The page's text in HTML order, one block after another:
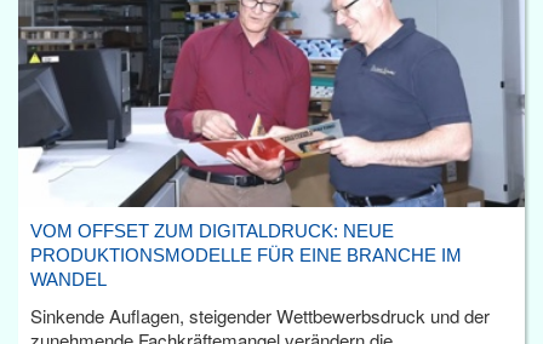
VOM OFFSET ZUM DIGITALDRUCK: NEUE
PRODUKTIONSMODELLE FÜR EINE BRANCHE IM
WANDEL
Sinkende Auflagen, steigender Wettbewerbsdruck und der